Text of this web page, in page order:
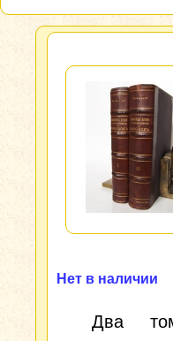
Нет в наличии
Два